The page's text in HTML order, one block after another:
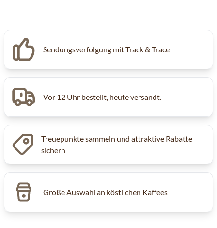
Sendungsverfolgung mit Track & Trace
Vor 12 Uhr bestellt, heute versandt.
Treuepunkte sammeln und attraktive Rabatte
sichern
Große Auswahl an köstlichen Kaffees